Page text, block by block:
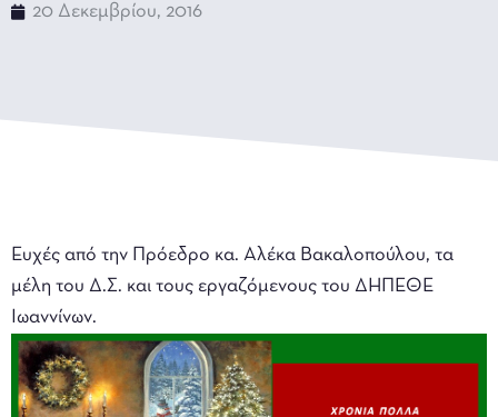
20 Δεκεμβρίου, 2016
Ευχές από την Πρόεδρο κα. Αλέκα Βακαλοπούλου, τα
μέλη του Δ.Σ. και τους εργαζόμενους του ΔΗΠΕΘΕ
Ιωαννίνων.